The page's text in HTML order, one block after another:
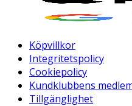
Köpvillkor
Integritetspolicy
Cookiepolicy
Kundklubbens
Tillgänglighet